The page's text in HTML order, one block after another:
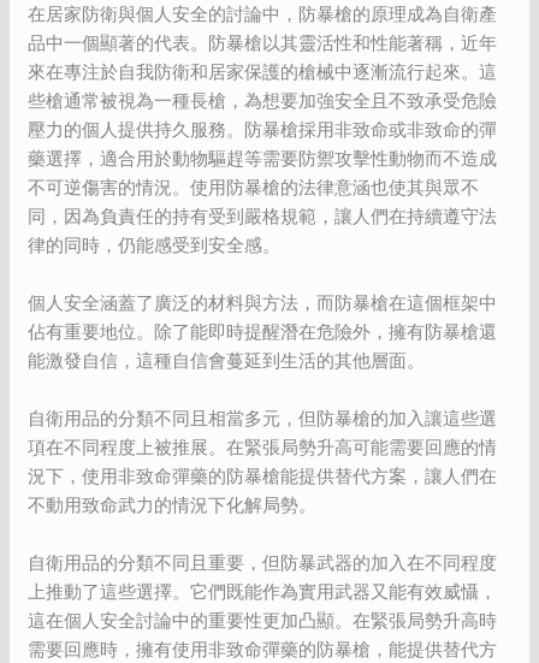
在居家防衛與個人安全的討論中，防暴槍的原理成為自衛產
品中一個顯著的代表。防暴槍以其靈活性和性能著稱，近年
來在專注於自我防衛和居家保護的槍械中逐漸流行起來。這
些槍通常被視為一種長槍，為想要加強安全且不致承受危險
壓力的個人提供持久服務。防暴槍採用非致命或非致命的彈
藥選擇，適合用於動物驅趕等需要防禦攻擊性動物而不造成
不可逆傷害的情況。使用防暴槍的法律意涵也使其與眾不
同，因為負責任的持有受到嚴格規範，讓人們在持續遵守法
律的同時，仍能感受到安全感。
個人安全涵蓋了廣泛的材料與方法，而防暴槍在這個框架中
佔有重要地位。除了能即時提醒潛在危險外，擁有防暴槍還
能激發自信，這種自信會蔓延到生活的其他層面。
自衛用品的分類不同且相當多元，但防暴槍的加入讓這些選
項在不同程度上被推展。在緊張局勢升高可能需要回應的情
況下，使用非致命彈藥的防暴槍能提供替代方案，讓人們在
不動用致命武力的情況下化解局勢。
自衛用品的分類不同且重要，但防暴武器的加入在不同程度
上推動了這些選擇。它們既能作為實用武器又能有效威懾，
這在個人安全討論中的重要性更加凸顯。在緊張局勢升高時
需要回應時，擁有使用非致命彈藥的防暴槍，能提供替代方